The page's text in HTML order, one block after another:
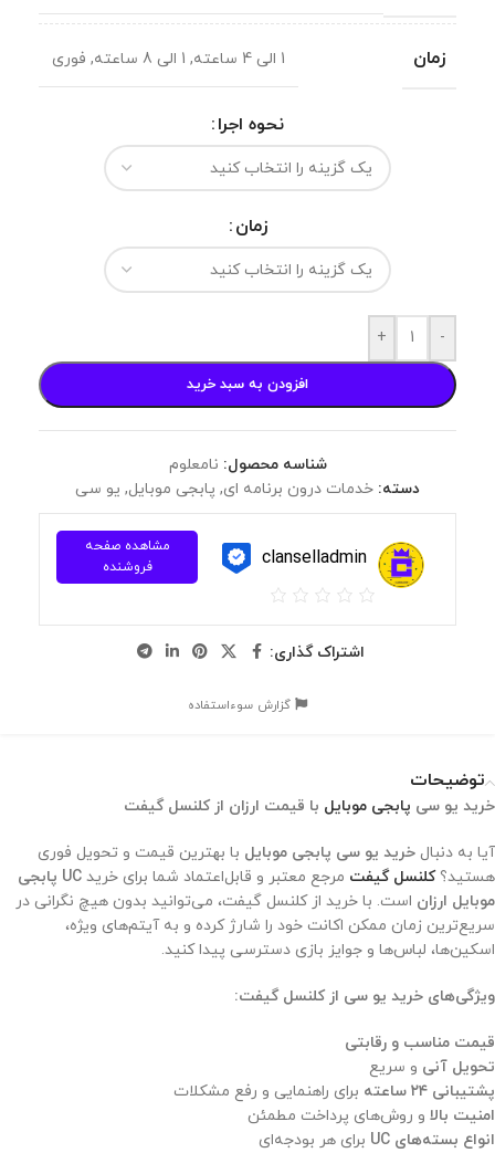
زمان 1 الی 4 ساعته , 1 الی 8 ساعته , فوری
نحوه اجرا
زمان
-
+
افزودن به سبد خرید
شناسه محصول: نامعلوم
دسته: خدمات درون برنامه ای, پابجی موبایل, یو سی
clanselladmin
مشاهده صفحه
فروشنده
اشتراک گذاری:
گزارش سوءاستفاده
توضیحات
خرید یو سی پابجی موبایل با قیمت ارزان از کلنسل گیفت
آیا به دنبال خرید یو سی پابجی موبایل با بهترین قیمت و تحویل فوری
هستید؟کلنسل گیفت مرجع معتبر و قابل‌اعتماد شما برای خرید
UC پابجی
موبایل ارزان است. با خرید از کلنسل گیفت، می‌توانید بدون هیچ نگرانی در
سریع‌ترین زمان ممکن اکانت خود را شارژ کرده و به آیتم‌های ویژه،
اسکین‌ها، لباس‌ها و جوایز بازی دسترسی پیدا کنید.
ویژگی‌های خرید یو سی از کلنسل گیفت:
قیمت مناسب و رقابتی
تحویل آنی و سریع
پشتیبانی ۲۴ ساعته
برای راهنمایی و رفع مشکلات
امنیت بالا و روش‌های پرداخت مطمئن
انواع بسته‌های UC
برای هر بودجه‌ای